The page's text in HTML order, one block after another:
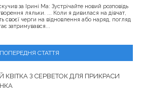
за Ірині Ма: Зустрічайте новий розповідь
ляльки. ... Коли я дивилася на дівчат,
своєї черги на відновлення або наряд, погляд
затримувався...
ПОПЕРЕДНЯ СТАТТЯ
КВІТКА З СЕРВЕТОК ДЛЯ ПРИКРАСИ